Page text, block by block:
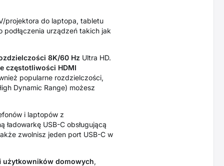
projektora do laptopa, tabletu
podłączenia urządzeń takich jak
8K/60 Hz Ultra HD.
częstotliwości HDMI
popularne rozdzielczości,
Dynamic Range) możesz
i laptopów z
USB-C obsługującą
zwolnisz jeden port USB-C w
użytkowników domowych,